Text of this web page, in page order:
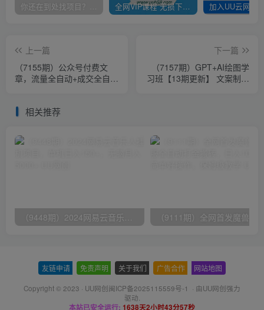
你还在到处找项目？还在当韭菜？我靠卖项目一个月收入5万+，曾经我也是个失败者。 全网VIP课程 无损下载~
上一篇
（7155期）公众号付费文
章，流量全自动+成交全自动
下一篇
（7157期）GPT+AI绘图学
习班【13期更新】 文案制作
相关推荐
友链申请 免责声明 关于我们 广告合作 网站地图
Copyright © 2023 · UU网创闽ICP备2025115559号-1 · 由UU网创强力
驱动.
本站已安全运行: 1638天2小时43分58秒